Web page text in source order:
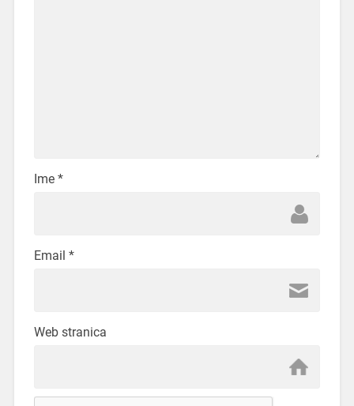
Ime *
Email *
Web stranica